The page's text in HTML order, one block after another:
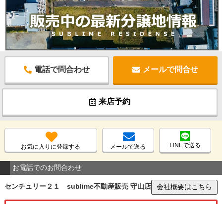
電話で問合わせ メールで問合せ
来店予約
お気に入りに登録する メールで送る LINEで送る
お電話でのお問合わせ
センチュリー２１ sublime不動産販売 守山店 会社概要はこちら